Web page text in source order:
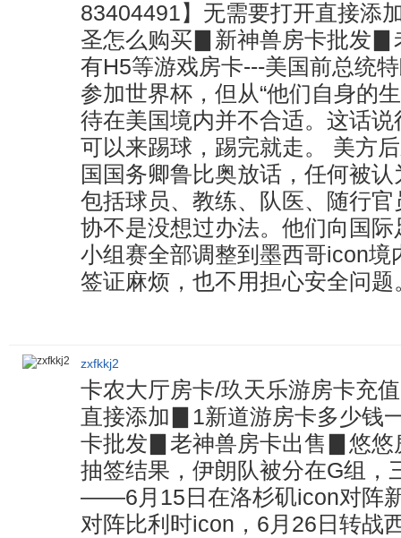
83404491】无需要打开直接
圣怎么购买▊新神兽房卡批发▊
有H5等游戏房卡---美国前总统
参加世界杯，但从“他们自身的
待在美国境内并不合适。这话
可以来踢球，踢完就走。 美方
国国务卿鲁比奥放话，任何被
包括球员、教练、队医、随行
协不是没想过办法。他们向国
小组赛全部调整到墨西哥icon
签证麻烦，也不用担心安全问题
zxfkkj2
卡农大厅房卡/玖天乐游房卡充
直接添加▊1新道游房卡多少钱
卡批发▊老神兽房卡出售▊悠悠
抽签结果，伊朗队被分在G组，
——6月15日在洛杉矶icon对阵
对阵比利时icon，6月26日转战